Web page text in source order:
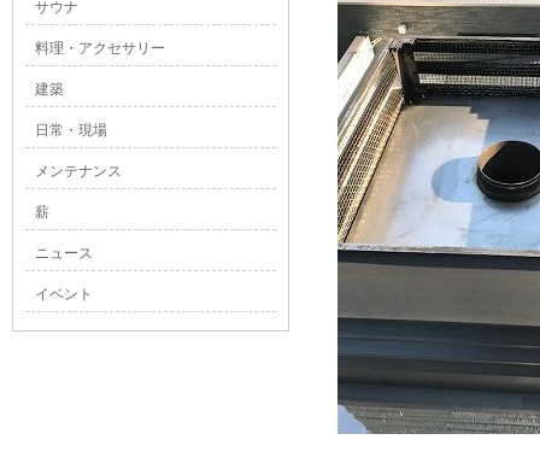
サウナ
料理・アクセサリー
建築
日常・現場
メンテナンス
薪
ニュース
イベント